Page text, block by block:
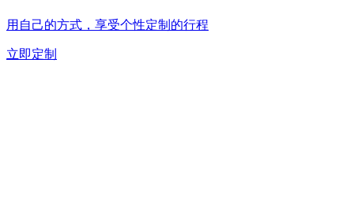
用自己的方式，享受个性定制的行程
立即定制